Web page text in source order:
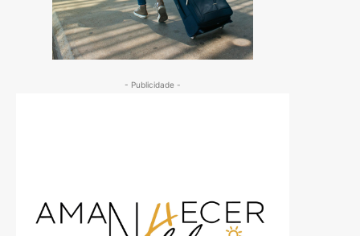
- Publicidade -